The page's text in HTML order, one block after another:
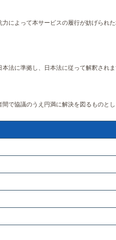
によって本サービスの履行が妨げられ
法に準拠し、日本法に従って解釈されま
で協議のうえ円満に解決を図るものとし